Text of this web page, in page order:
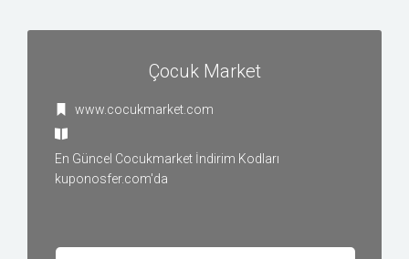
Çocuk Market
www.cocukmarket.com
En Güncel Cocukmarket İndirim Kodları
kuponosfer.com'da